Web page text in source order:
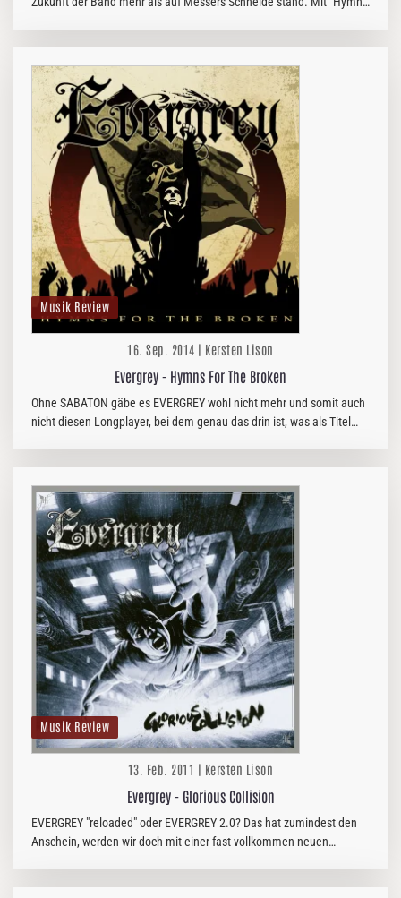
Musik Review
16. Sep. 2014 | Kersten Lison
Evergrey - Hymns For The Broken
Ohne SABATON gäbe es EVERGREY wohl nicht mehr und somit auch
nicht diesen Longplayer, bei dem genau das drin ist, was als Titel
Musik Review
13. Feb. 2011 | Kersten Lison
Evergrey - Glorious Collision
EVERGREY "reloaded" oder EVERGREY 2.0? Das hat zumindest den
Anschein, werden wir doch mit einer fast vollkommen neuen